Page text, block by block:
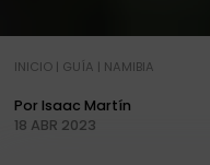
INICIO| GUÍA | NAMIBIA
Por Isaac Martín
18 ABR 2023